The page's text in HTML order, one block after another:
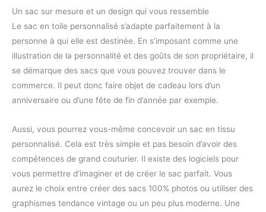
Un sac sur mesure et un design qui vous ressemble
Le sac en toile personnalisé s’adapte parfaitement à la
personne à qui elle est destinée. En s’imposant comme une
illustration de la personnalité et des goûts de son propriétaire, il
se démarque des sacs que vous pouvez trouver dans le
commerce. Il peut donc faire objet de cadeau lors d’un
anniversaire ou d’une fête de fin d’année par exemple.
Aussi, vous pourrez vous-même concevoir un sac en tissu
personnalisé. Cela est très simple et pas besoin d’avoir des
compétences de grand couturier. Il existe des logiciels pour
vous permettre d’imaginer et de créer le sac parfait. Vous
aurez le choix entre créer des sacs 100% photos ou utiliser des
graphismes tendance vintage ou un peu plus moderne. Une